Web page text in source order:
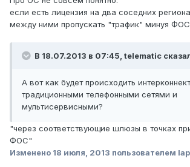
если есть лицензия на два соседних
между ними пропускать "трафик" минуя
В 18.07.2013 в 07:45, telematic
А вот как будет происходить
традиционными телефонными сетями и
мультисервисными?
"через соответствующие шлюзы в точках
ФОС"
Изменено 18 июля, 2013 пользователем